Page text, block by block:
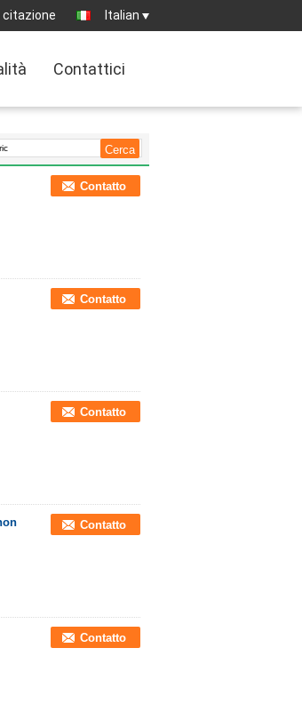
citazione Italian
Contattici
Contatto
Contatto
Contatto
Contatto
Contatto